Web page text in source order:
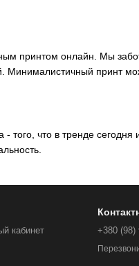
принтом онлайн. Мы
Минималистичный принт
что в тренде сегодня
кабинет
+380 (98)